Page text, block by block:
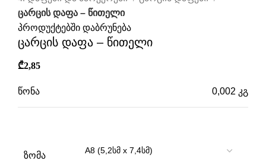
ცარცის დაფა – წითელი
პროდუქტებში დაბრუნება
ცარცის დაფა – წითელი
₾2,85
წონა 0,002 კგ
ზომა